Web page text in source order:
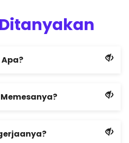
Ditanyakan